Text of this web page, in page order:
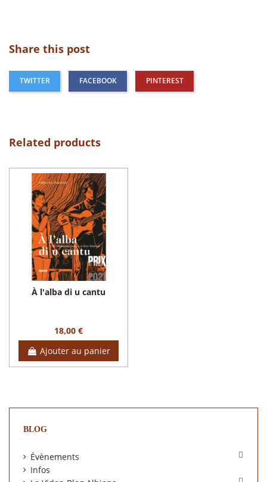
Share this post
TWITTER FACEBOOK PINTEREST
Related products
À l'alba di u cantu
18,00 €
Ajouter au panier
BLOG
Évènements 
Infos